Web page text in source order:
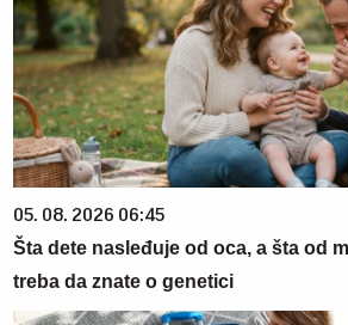
05. 08. 2026 06:45
Šta dete nasleđuje od oca, a šta od
treba da znate o genetici